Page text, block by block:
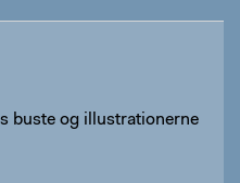
buste og illustrationerne